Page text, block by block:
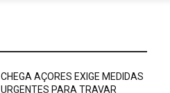
CHEGA AÇORES EXIGE MEDIDAS
URGENTES PARA TRAVAR